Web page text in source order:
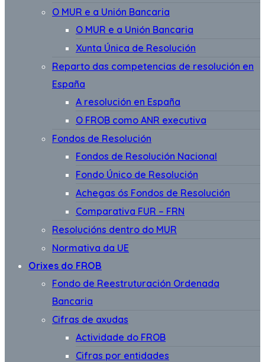
O MUR e a Unión Bancaria
O MUR e a Unión Bancaria
Xunta Única de Resolución
Reparto das competencias de resolución en
España
A resolución en España
O FROB como ANR executiva
Fondos de Resolución
Fondos de Resolución Nacional
Fondo Único de Resolución
Achegas ós Fondos de Resolución
Comparativa FUR – FRN
Resolucións dentro do MUR
Normativa da UE
Orixes do FROB
Fondo de Reestruturación Ordenada
Bancaria
Cifras de axudas
Actividade do FROB
Cifras por entidades